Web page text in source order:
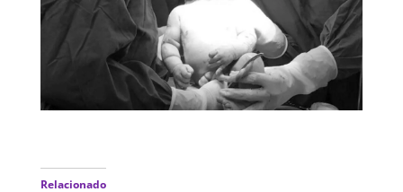
Relacionado